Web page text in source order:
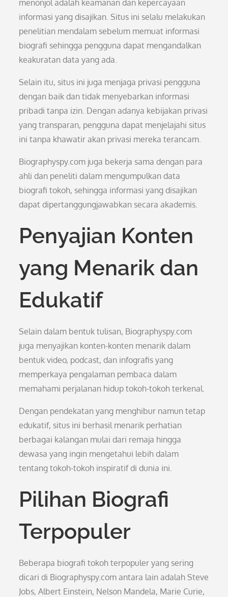
menonjol adalah keamanan dan kepercayaan
informasi yang disajikan. Situs ini selalu melakukan
penelitian mendalam sebelum memuat informasi
biografi sehingga pengguna dapat mengandalkan
keakuratan data yang ada.
Selain itu, situs ini juga menjaga privasi pengguna
dengan baik dan tidak menyebarkan informasi
pribadi tanpa izin. Dengan adanya kebijakan privasi
yang transparan, pengguna dapat menjelajahi situs
ini tanpa khawatir akan privasi mereka terancam.
Biographyspy.com juga bekerja sama dengan para
ahli dan peneliti dalam mengumpulkan data
biografi tokoh, sehingga informasi yang disajikan
dapat dipertanggungjawabkan secara akademis.
Penyajian Konten
yang Menarik dan
Edukatif
Selain dalam bentuk tulisan, Biographyspy.com
juga menyajikan konten-konten menarik dalam
bentuk video, podcast, dan infografis yang
memperkaya pengalaman pembaca dalam
memahami perjalanan hidup tokoh-tokoh terkenal.
Dengan pendekatan yang menghibur namun tetap
edukatif, situs ini berhasil menarik perhatian
berbagai kalangan mulai dari remaja hingga
dewasa yang ingin mengetahui lebih dalam
tentang tokoh-tokoh inspiratif di dunia ini.
Pilihan Biografi
Terpopuler
Beberapa biografi tokoh terpopuler yang sering
dicari di Biographyspy.com antara lain adalah Steve
Jobs, Albert Einstein, Nelson Mandela, Marie Curie,